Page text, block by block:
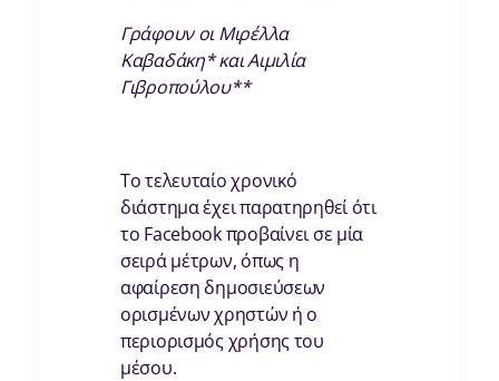
Γράφουν οι Μιρέλλα
Καβαδάκη* και Αιμιλία
Γιβροπούλου**
Το τελευταίο χρονικό
διάστημα έχει παρατηρηθεί ότι
το Facebook προβαίνει σε μία
σειρά μέτρων, όπως η
αφαίρεση δημοσιεύσεων
ορισμένων χρηστών ή ο
περιορισμός χρήσης του
μέσου.